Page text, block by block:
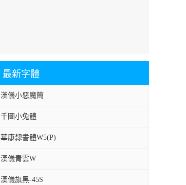
最新字體
漢儀小惡魔簡
千圖小兔體
華康隸書體W5(P)
漢儀青雲W
漢儀旗黑-45S